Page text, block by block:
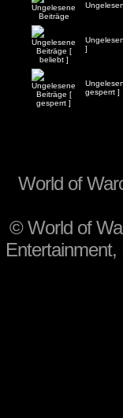
]
gesperrt ]
World of
©World of